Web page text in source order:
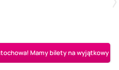
Mamy bilety na wyjątkowy